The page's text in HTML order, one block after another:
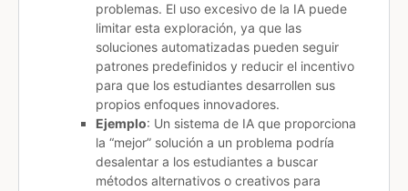
problemas. El uso excesivo de la IA puede
limitar esta exploración, ya que las
soluciones automatizadas pueden seguir
patrones predefinidos y reducir el incentivo
para que los estudiantes desarrollen sus
propios enfoques innovadores.
Ejemplo: Un sistema de IA que proporciona
la “mejor” solución a un problema podría
desalentar a los estudiantes a buscar
métodos alternativos o creativos para